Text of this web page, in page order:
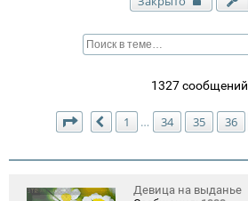
1327 сообщений
Страница 37 из38
Пред.
1 … 34 35 36
Девица на выданье